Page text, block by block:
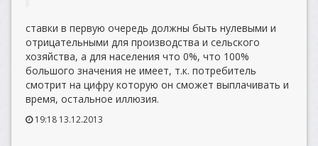
ставки в первую очередь должны быть нулевыми и
отрицательными для производства и сельского
хозяйства, а для населения что 0%, что 100%
большого значения не имеет, т.к. потребитель
смотрит на цифру которую он сможет выплачивать и
время, остальное иллюзия.
19:18 13.12.2013